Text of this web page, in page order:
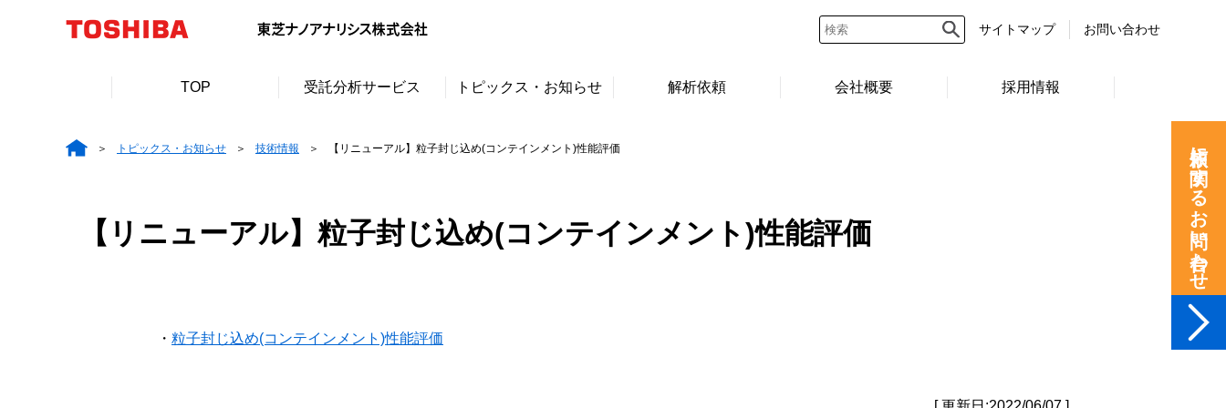
サイトマップ お問い合わせ
TOP 受託分析サービス トピックス・お知らせ 解析依頼 会社概要 採用情報
トピックス・お知らせ 技術情報 【リニューアル】粒子封じ込め(コンテインメント)性能評価
【リニューアル】粒子封じ込め(コンテインメント)性能評価
・ 粒子封じ込め(コンテインメント)性能評価
依頼に関するお問い合わせ